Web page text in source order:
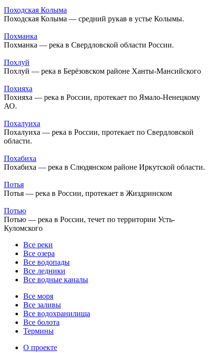
Походская Колыма
Походская Колыма — средний рукав в устье Колымы.
Похманка
Похманка — река в Свердловской области России.
Похлуй
Похлуй — река в Берёзовском районе Ханты-Мансийского
Похияха
Похияха — река в России, протекает по Ямало-Ненецкому
АО.
Похалуиха
Похалуиха — река в России, протекает по Свердловской
области.
Похабиха
Похабиха — река в Слюдянском районе Иркутской области.
Потья
Потья — река в России, протекает в Жиздринском
Потью
Потью — река в России, течет по территории Усть-
Куломского
Все реки
Все озера
Все водопады
Все ледники
Все водные каналы
Все моря
Все заливы
Все водохранилища
Все болота
Термины
О проекте